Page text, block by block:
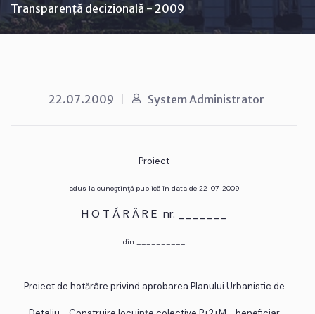
Transparență decizională - 2009
22.07.2009 System Administrator
Proiect
adus la cunoştinţă publică în data de 22-07-2009
H O T Ă R Â R E nr. _______
din __________
Proiect de hotărâre privind aprobarea Planului Urbanistic de